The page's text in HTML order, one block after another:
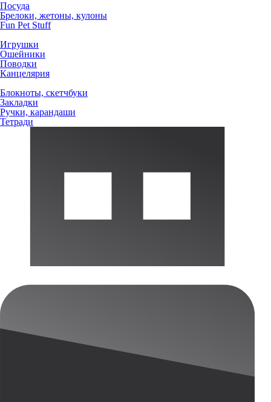
Посуда
Брелоки, жетоны, кулоны
Fun Pet Stuff
Игрушки
Ошейники
Поводки
Канцелярия
Блокноты, скетчбуки
Закладки
Ручки, карандаши
Тетради